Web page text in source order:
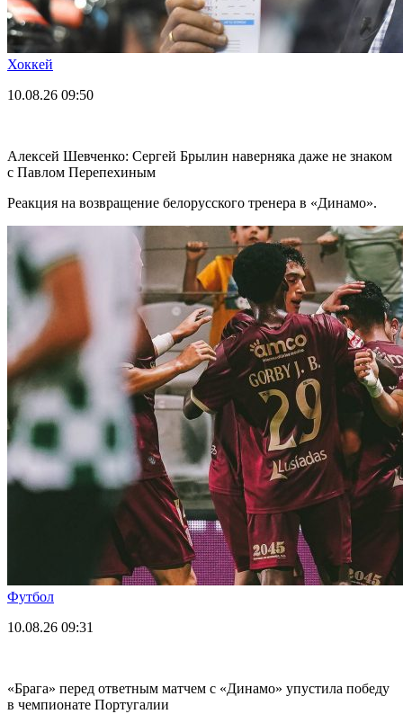
Хоккей
10.08.26 09:50
Алексей Шевченко: Сергей Брылин наверняка даже не знаком
с Павлом Перепехиным
Реакция на возвращение белорусского тренера в «Динамо».
Футбол
10.08.26 09:31
«Брага» перед ответным матчем с «Динамо» упустила победу
в чемпионате Португалии